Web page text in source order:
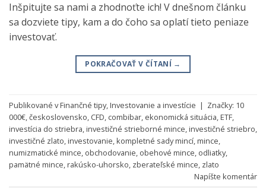
Inšpitujte sa nami a zhodnoťte ich! V dnešnom článku
sa dozviete tipy, kam a do čoho sa oplatí tieto peniaze
investovať.
POKRAČOVAŤ V ČÍTANÍ →
Publikované vFinančné tipy, Investovanie a investície | Značky: 10
000€ československo CFD combibar ekonomická situácia ETF
investícia do striebra investičné strieborné mince investičné striebro
investičné zlato investovanie kompletné sady mincí mince
numizmatické mince obchodovanie obehové mince odliatky,
pamätné mince rakúsko-uhorsko zberateľské mince zlato
Napíšte komentár